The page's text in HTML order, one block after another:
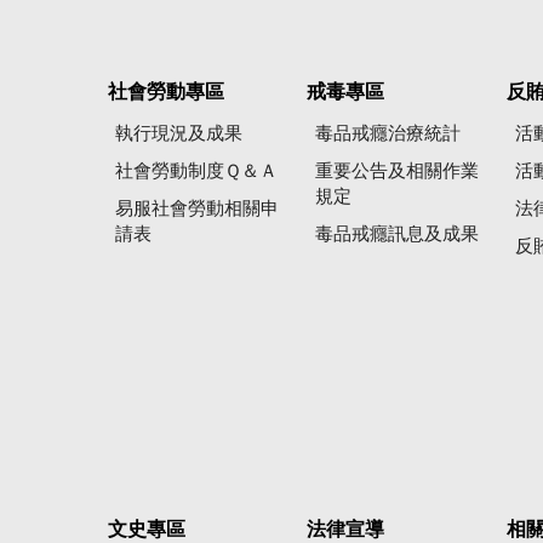
社會勞動專區
執行現況及成果
社會勞動制度Ｑ＆Ａ
易服社會勞動相關申
請表
戒毒專區
毒品戒癮治療統計
重要公告及相關作業
規定
毒品戒癮訊息及成果
反
活
活
法
反
文史專區 法律宣導 相